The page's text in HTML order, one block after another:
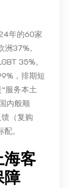
年的60家
37%。
35%。
，排期短
服务本土
内般顺
（复购
。
海客
障